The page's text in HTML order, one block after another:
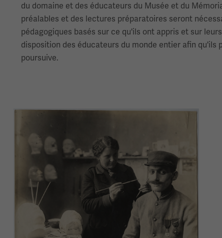
du domaine et des éducateurs du Musée et du
préalables et des lectures préparatoires seront
pédagogiques basés sur ce qu'ils ont appris et sur
disposition des éducateurs du monde entier afin qu'ils
poursuive.
Image(s)